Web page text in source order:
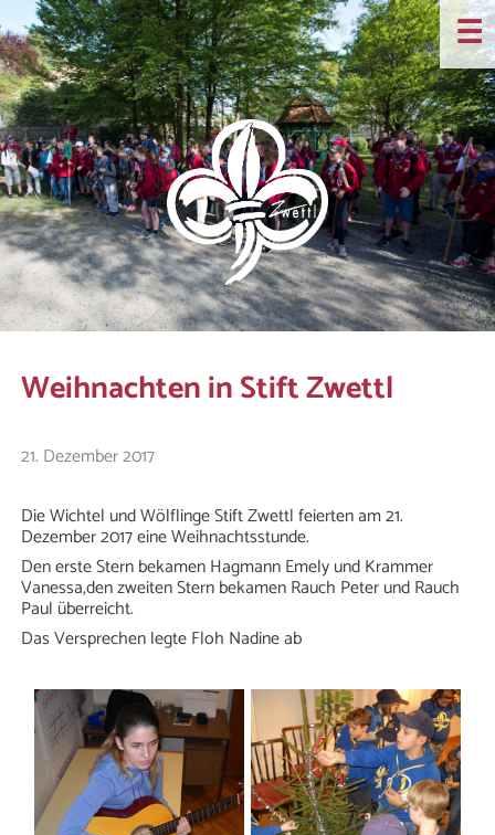
☰
Weihnachten in Stift Zwettl
21. Dezember 2017
Die Wichtel und Wölflinge Stift Zwettl feierten am 21.
Dezember 2017 eine Weihnachtsstunde.
Den erste Stern bekamen Hagmann Emely und Krammer
Vanessa,den zweiten Stern bekamen Rauch Peter und Rauch
Paul überreicht.
Das Versprechen legte Floh Nadine ab